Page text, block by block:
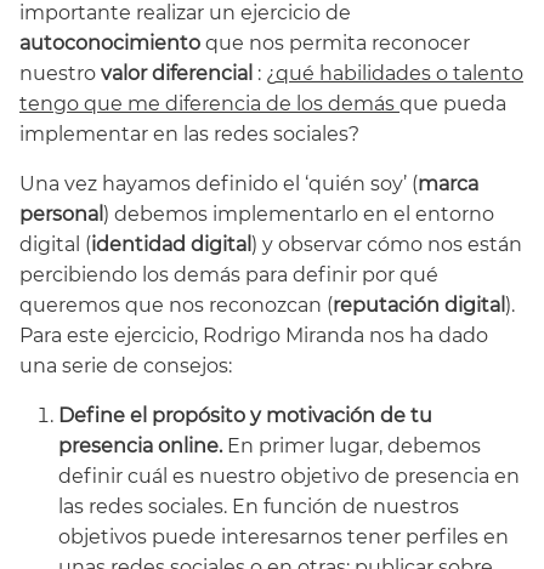
importante realizar un ejercicio de
autoconocimiento que nos permita reconocer
nuestro valor diferencial : ¿qué habilidades o talento
tengo que me diferencia de los demás que pueda
implementar en las redes sociales?
Una vez hayamos definido el ‘quién soy’ (marca
personal ) debemos implementarlo en el entorno
digital (identidad digital ) y observar cómo nos están
percibiendo los demás para definir por qué
queremos que nos reconozcan (reputación digital ).
Para este ejercicio, Rodrigo Miranda nos ha dado
una serie de consejos:
Define el propósito y motivación de tu
presencia online. En primer lugar, debemos
definir cuál es nuestro objetivo de presencia en
las redes sociales. En función de nuestros
objetivos puede interesarnos tener perfiles en